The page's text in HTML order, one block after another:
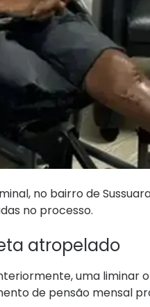
no bairro de
no processo.
atropelado
uma liminar
de pensão mensal